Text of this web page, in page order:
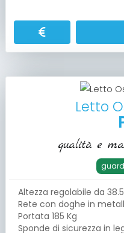
Letto
qualità e
Altezza regolabile da
Rete con doghe in
Portata 185 Kg
Sponde di sicurezza in